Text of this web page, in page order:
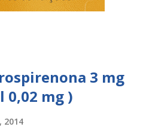
3 mg
mg )
2014